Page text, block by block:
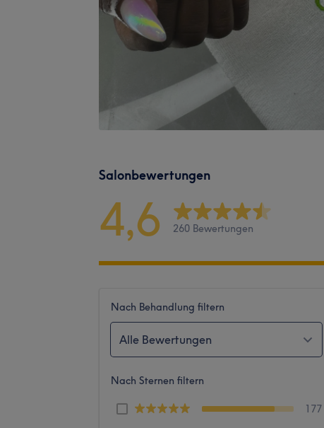
Salonbewertungen
4,6 260 Bewertungen
Nach Behandlung filtern
Alle Bewertungen
Nach Sternen filtern
177